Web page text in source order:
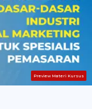
Preview Materi Kursus